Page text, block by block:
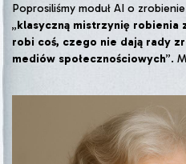
Poprosiliśmy moduł AI o
„klasyczną mistrzynię robienia
robi coś, czego nie dają rady
mediów społecznościowych”.